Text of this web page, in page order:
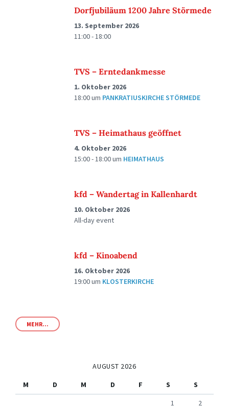
Dorfjubiläum 1200 Jahre Störmede
13. September 2026
11:00 - 18:00
TVS – Erntedankmesse
1. Oktober 2026
18:00um PANKRATIUSKIRCHE STÖRMEDE
TVS – Heimathaus geöffnet
4. Oktober 2026
15:00 - 18:00um HEIMATHAUS
kfd – Wandertag in Kallenhardt
10. Oktober 2026
All-day event
kfd – Kinoabend
16. Oktober 2026
19:00um KLOSTERKIRCHE
MEHR...
AUGUST 2026
M
D M D F S
S
1
2